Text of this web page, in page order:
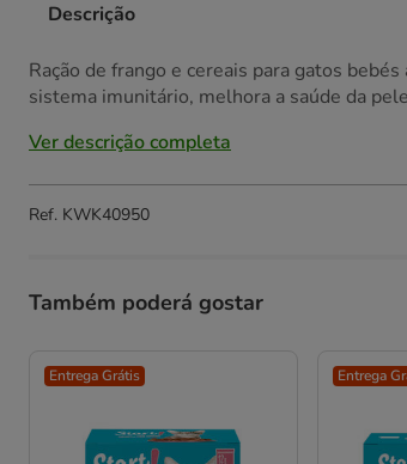
Descrição
Ração de frango e cereais para gatos
sistema imunitário, melhora a saúde da
Ver descrição completa
Ref. KWK40950
Também poderá gostar
Entrega Grátis Entrega